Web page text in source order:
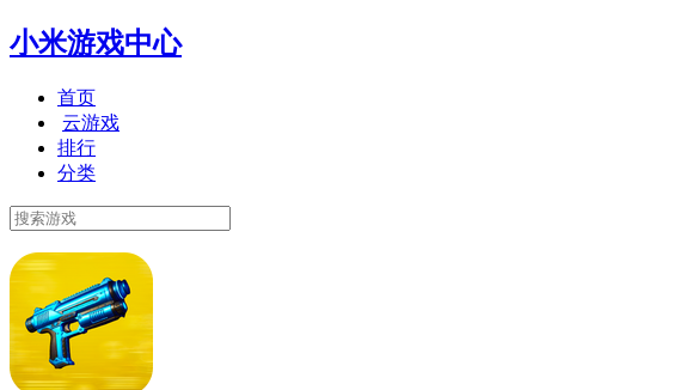
小米游戏中心
首页
云游戏
排行
分类